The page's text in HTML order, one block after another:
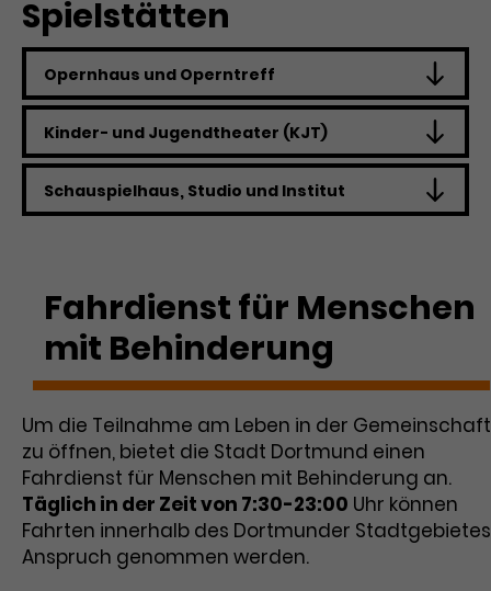
Spielstätten
Opernhaus und Operntreff
Kinder- und Jugendtheater (KJT)
Schauspielhaus, Studio und Institut
Fahrdienst für Menschen
mit Behinderung
Um die Teilnahme am Leben in der Gemeinschaft
zu öffnen, bietet die Stadt Dortmund einen
Fahrdienst für Menschen mit Behinderung an.
Täglich in der Zeit von 7:30-23:00 Uhr können
Fahrten innerhalb des Dortmunder
Anspruch genommen werden.